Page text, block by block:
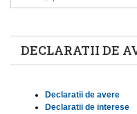
DECLARATII DE
Declaratii de avere
Declaratii de interese